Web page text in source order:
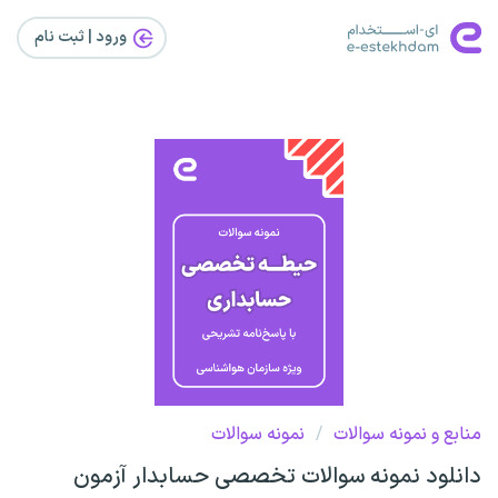
ورود | ثبت‌ نام
منابع و نمونه سوالات / نمونه سوالات
دانلود نمونه سوالات تخصصی حسابدار آزمون